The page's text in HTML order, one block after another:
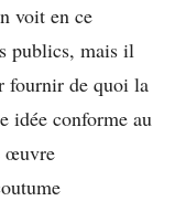
voit en ce
publics, mais il
fournir de quoi la
idée conforme au
œuvre